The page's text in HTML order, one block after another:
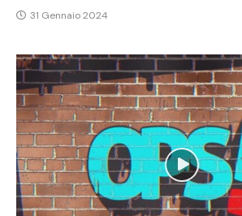
31 Gennaio 2024